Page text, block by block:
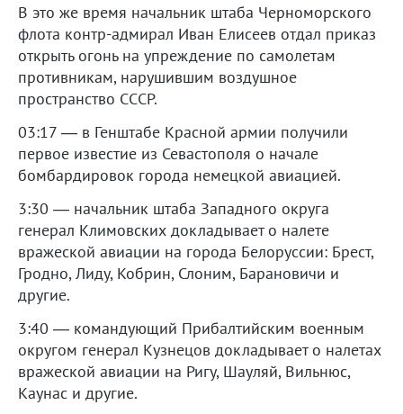
В это же время начальник штаба Черноморского
флота контр-адмирал Иван Елисеев отдал приказ
открыть огонь на упреждение по самолетам
противникам, нарушившим воздушное
пространство СССР.
03:17 — в Генштабе Красной армии получили
первое известие из Севастополя о начале
бомбардировок города немецкой авиацией.
3:30 — начальник штаба Западного округа
генерал Климовских докладывает о налете
вражеской авиации на города Белоруссии: Брест,
Гродно, Лиду, Кобрин, Слоним, Барановичи и
другие.
3:40 — командующий Прибалтийским военным
округом генерал Кузнецов докладывает о налетах
вражеской авиации на Ригу, Шауляй, Вильнюс,
Каунас и другие.